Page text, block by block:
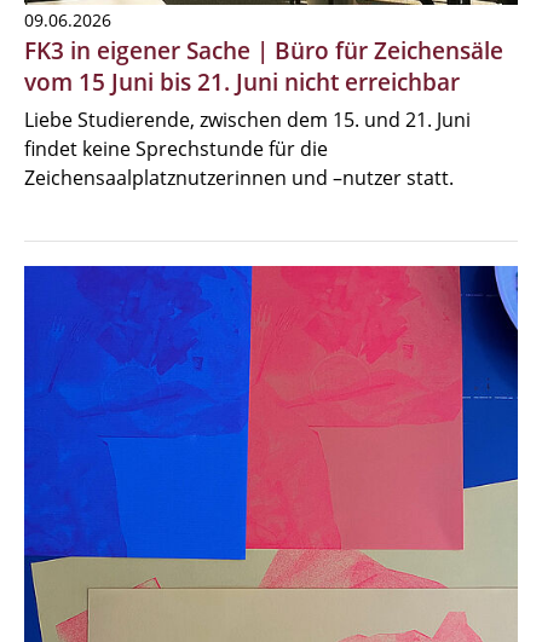
09.06.2026
FK3 in eigener Sache | Büro für Zeichensäle
vom 15 Juni bis 21. Juni nicht erreichbar
Liebe Studierende, zwischen dem 15. und 21. Juni
findet keine Sprechstunde für die
Zeichensaalplatznutzerinnen und –nutzer statt.